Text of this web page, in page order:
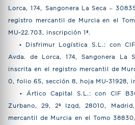
Lorca, 174, Sangonera La Seca –
registro mercantil de Murcia en el
MU-22.703, inscripción 1ª.
• Disfrimur Logística S.L.: con CIF
Avda. de Lorca, 174, Sangonera La
inscrita en el registro mercantil de
0, folio 65, sección 8, hoja MU-31928,
• Ártico Capital S.L.: con CIF
Zurbano, 29, 2º Izqd, 28010,
mercantil de Murcia en el Tomo